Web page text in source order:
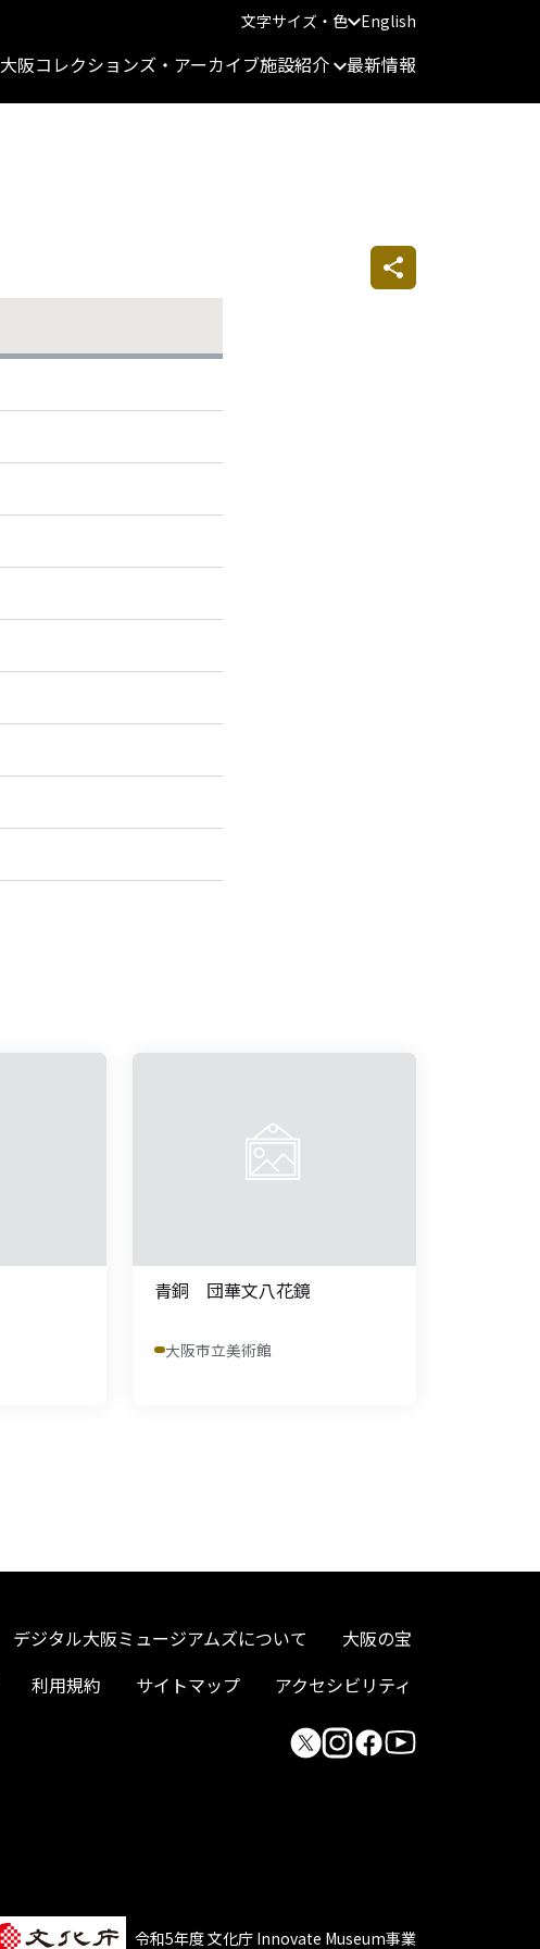
文字サイズ・色 English
大阪コレクションズ・アーカイブ施設紹介 最新情報
青銅 団華文八花鏡
大阪市立美術館
デジタル大阪ミュージアムズについて
大阪の宝
利用規約 サイトマップ アクセシビリティ
令和5年度 文化庁 Innovate Museum事業